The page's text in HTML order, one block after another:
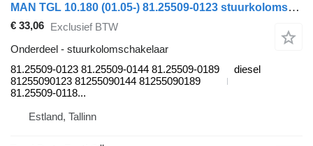
MAN TGL 10.180 (01.05-) 81.25509-0123 stuurkolomschakelaar voor MAN TGL, TGM, TGS, TGX (2005-2021) trekker
€ 33,06 Exclusief BTW
Onderdeel - stuurkolomschakelaar
81.25509-0123 81.25509-0144 81.25509-0189
81255090123 81255090144 81255090189
81.25509-0118...
diesel
Estland, Tallinn